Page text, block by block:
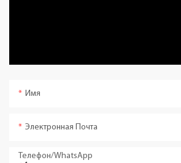
Имя
Электронная Почта
Телефон/WhatsApp